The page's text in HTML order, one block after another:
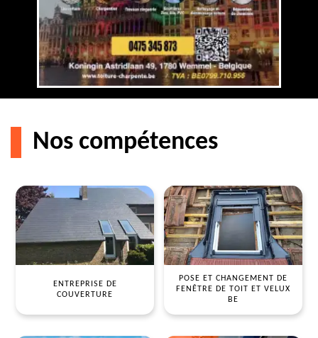
Nos compétences
ENTREPRISE DE
COUVERTURE
POSE ET CHANGEMENT DE
FENÊTRE DE TOIT ET VELUX
BE